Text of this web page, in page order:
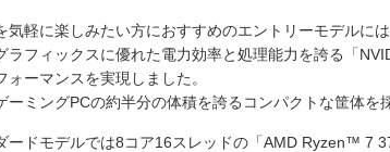
気軽に楽しみたい方におすすめのエントリーモデル
ラフィックスに優れた電力効率と処理能力を誇る「
ォーマンスを実現しました。
ーミングPCの約半分の体積を誇るコンパクトな筐体を
ードモデルでは8コア16スレッドの「AMD Ryzen™ 7